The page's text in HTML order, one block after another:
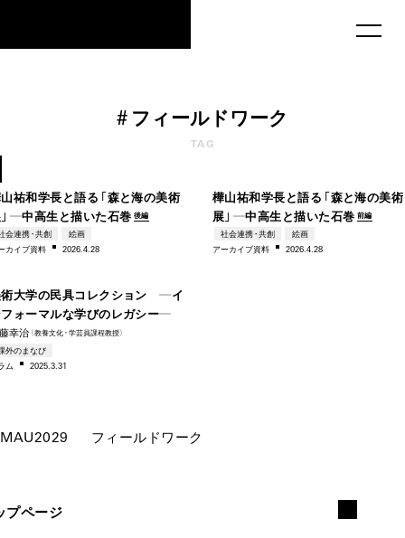
# フ ィールドワーク
TAG
2024
祐和学長と語る「森と海の美術
―中高生と描いた石巻 後編
会連携・共創
絵画
カイブ資料 2026.4.28
樺山祐和学長と語る「森と海の美術
展」―中高生と描いた石巻 前編
社会連携・共創
絵画
アーカイブ資料 2026.4.28
術大学の民具コレクション ―イ
ォーマルな学びのレガシー―
幸治 （教養文化・ 学芸員課程教授）
外のまなび
ム
2025.3.31
MAU2029 フ ィー ルド ワーク
プページ